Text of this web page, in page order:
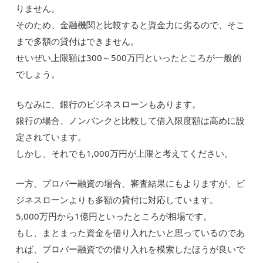
りません。
そのため、金融機関と比較すると資金力に劣るので、そこ
まで多額の貸付はできません。
せいぜい上限額は300～500万円といったところが一般的
でしょう。
ちなみに、銀行のビジネスローンもあります。
銀行の場合、ノンバンクと比較して借入限度額は高めに設
定されています。
しかし、それでも1,000万円が上限と考えてください。
一方、プロパー融資の場合、審査結果にもよりますが、ビ
ジネスローンよりも多額の貸付に対応しています。
5,000万円から1億円といったところが相場です。
もし、まとまった資金を借り入れたいと思っているのであ
れば、プロパー融資での借り入れを模索したほうが良いで